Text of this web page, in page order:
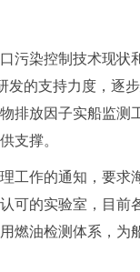
污染控制技术现状
发的支持力度，逐
排放因子实船监测
支撑。
工作的通知，要求
可的实验室，目前
燃油检测体系，为